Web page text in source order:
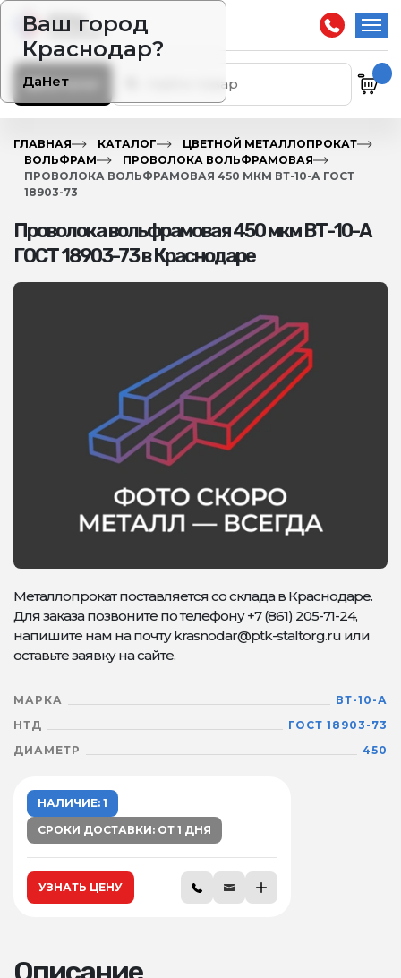
Ваш город
Краснодар?
ДаНет
Каталог
ГЛАВНАЯ КАТАЛОГ
ЦВЕТНОЙ МЕТАЛЛОПРОКАТ
ВОЛЬФРАМ
ПРОВОЛОКА ВОЛЬФРАМОВАЯ
ПРОВОЛОКА ВОЛЬФРАМОВАЯ 450 МКМ ВТ-10-А ГОСТ
18903-73
Проволока вольфрамовая 450 мкм ВТ-10-А
ГОСТ 18903-73 в Краснодаре
Металлопрокат поставляется со склада в Краснодаре.
Для заказа позвоните по телефону +7 (861) 205-71-24,
напишите нам на почту krasnodar@ptk-staltorg.ru или
оставьте заявку на сайте.
МАРКА
ВТ-10-А
НТД
ГОСТ 18903-73
ДИАМЕТР
450
НАЛИЧИЕ: 1
СРОКИ ДОСТАВКИ: ОТ 1 ДНЯ
УЗНАТЬ ЦЕНУ